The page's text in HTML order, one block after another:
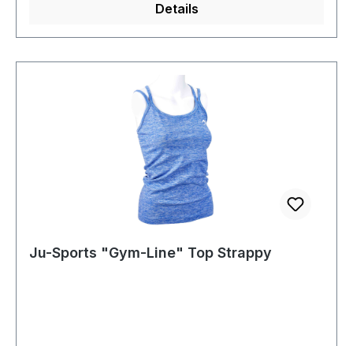
Details
Ju-Sports "Gym-Line" Top Strappy